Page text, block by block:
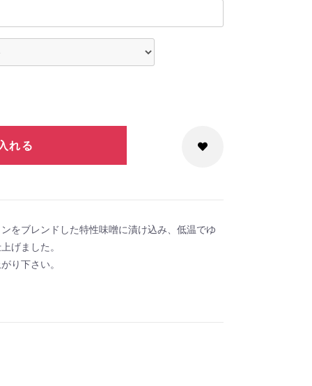
れる
をブレンドした特性味噌に漬け込み、低温でゆ
げました。
り下さい。